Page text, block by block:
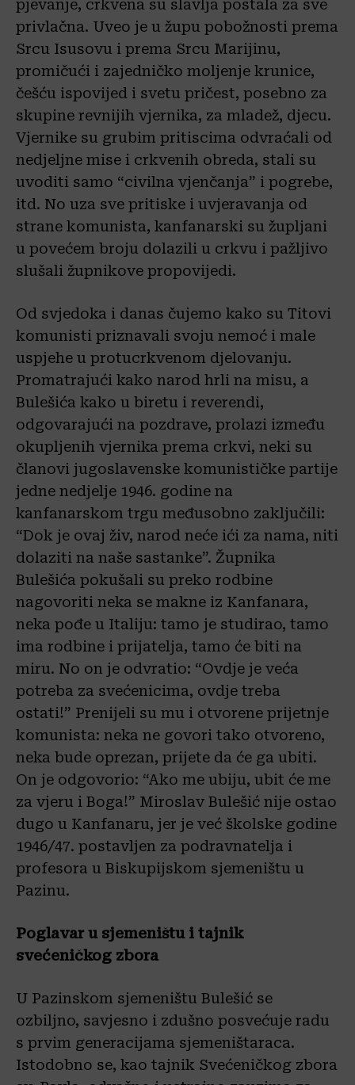
pjevanje, crkvena su slavlja postala za sve
privlačna. Uveo je u župu pobožnosti prema
Srcu Isusovu i prema Srcu Marijinu,
promičući i zajedničko moljenje krunice,
češću ispovijed i svetu pričest, posebno za
skupine revnijih vjernika, za mladež, djecu.
Vjernike su grubim pritiscima odvraćali od
nedjeljne mise i crkvenih obreda, stali su
uvoditi samo “civilna vjenčanja” i pogrebe,
itd. No uza sve pritiske i uvjeravanja od
strane komunista, kanfanarski su župljani
u povećem broju dolazili u crkvu i pažljivo
slušali župnikove propovijedi.
Od svjedoka i danas čujemo kako su Titovi
komunisti priznavali svoju nemoć i male
uspjehe u protucrkvenom djelovanju.
Promatrajući kako narod hrli na misu, a
Bulešića kako u biretu i reverendi,
odgovarajući na pozdrave, prolazi između
okupljenih vjernika prema crkvi, neki su
članovi jugoslavenske komunističke partije
jedne nedjelje 1946. godine na
kanfanarskom trgu međusobno zaključili:
“Dok je ovaj živ, narod neće ići za nama, niti
dolaziti na naše sastanke”. Župnika
Bulešića pokušali su preko rodbine
nagovoriti neka se makne iz Kanfanara,
neka pođe u Italiju: tamo je studirao, tamo
ima rodbine i prijatelja, tamo će biti na
miru. No on je odvratio: “Ovdje je veća
potreba za svećenicima, ovdje treba
ostati!” Prenijeli su mu i otvorene prijetnje
komunista: neka ne govori tako otvoreno,
neka bude oprezan, prijete da će ga ubiti.
On je odgovorio: “Ako me ubiju, ubit će me
za vjeru i Boga!” Miroslav Bulešić nije ostao
dugo u Kanfanaru, jer je već školske godine
1946/47. postavljen za podravnatelja i
profesora u Biskupijskom sjemeništu u
Pazinu.
Poglavar u sjemeništu i tajnik
svećeničkog zbora
U Pazinskom sjemeništu Bulešić se
ozbiljno, savjesno i zdušno posvećuje radu
s prvim generacijama sjemeništaraca.
Istodobno se, kao tajnik Svećeničkog zbora